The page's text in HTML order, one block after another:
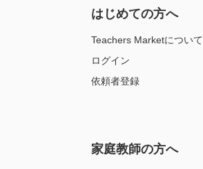
はじめての方へ
Teachers Marketについて
ログイン
依頼者登録
家庭教師の方へ